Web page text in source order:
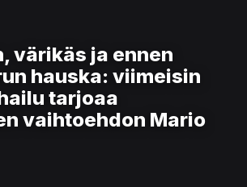
värikäs ja ennen
hauska: viimeisin
tarjoaa
vaihtoehdon Mario